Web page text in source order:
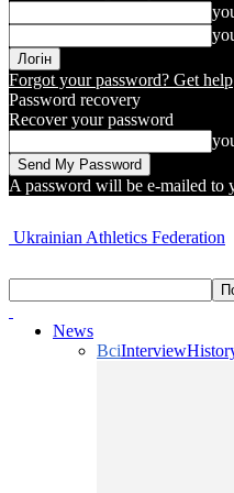
Forgot your password? Get help
Password recovery
Recover your password
A password will be e-mailed to
Ukrainian Athletics Federation
News
ВсіInterview